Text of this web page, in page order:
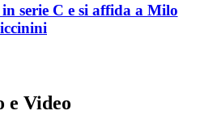
serie C e si affida a Milo
e Video